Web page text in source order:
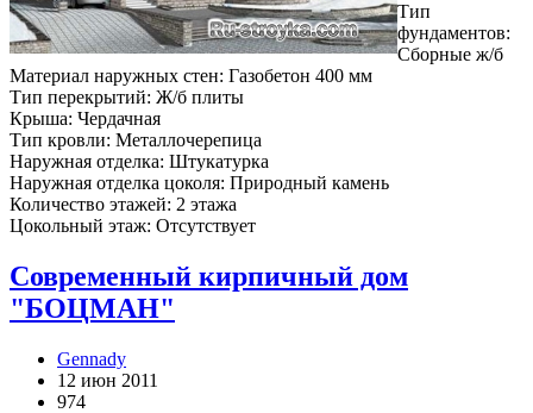
Тип
фундаментов:
Сборные ж/б
Материал наружных стен: Газобетон 400 мм
Тип перекрытий: Ж/б плиты
Крыша: Чердачная
Тип кровли: Металлочерепица
Наружная отделка: Штукатурка
Наружная отделка цоколя: Природный камень
Количество этажей: 2 этажа
Цокольный этаж: Отсутствует
Современный кирпичный дом
"БОЦМАН"
Gennady
12 июн 2011
974